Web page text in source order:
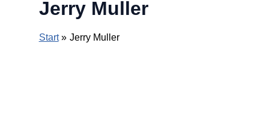
Jerry Muller
Start Jerry Muller